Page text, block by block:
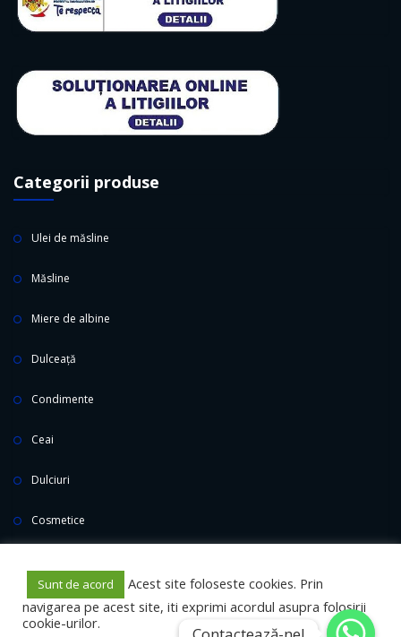
Categorii produse
Ulei de măsline
Măsline
Miere de albine
Dulceață
Condimente
Ceai
Dulciuri
Cosmetice
Sunt de acord
Acest site foloseste cookies. Prin
navigarea pe acest site, iti exprimi acordul asupra folosirii
cookie-urilor.